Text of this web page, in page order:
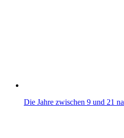
Die Jahre zwischen 9 und 21